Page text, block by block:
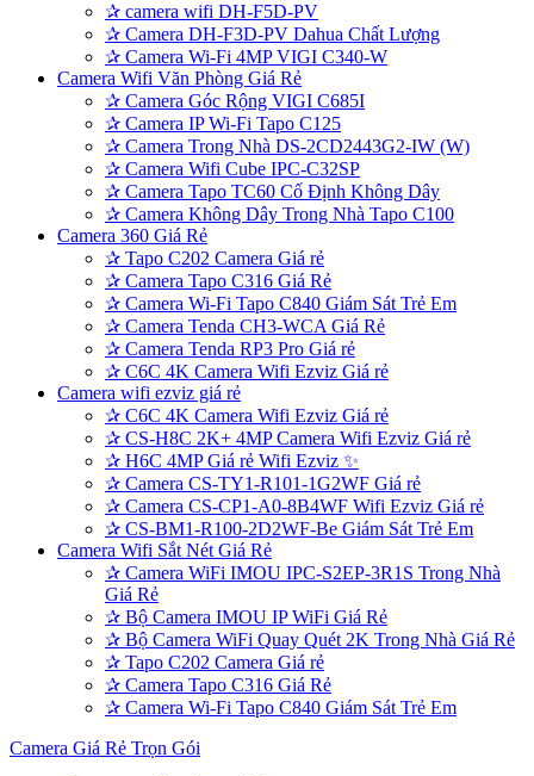
✰ camera wifi DH-F5D-PV
✰ Camera DH-F3D-PV Dahua Chất Lượng
✰ Camera Wi-Fi 4MP VIGI C340-W
Camera Wifi Văn Phòng Giá Rẻ
✰ Camera Góc Rộng VIGI C685I
✰ Camera IP Wi-Fi Tapo C125
✰ Camera Trong Nhà DS-2CD2443G2-IW (W)
✰ Camera Wifi Cube IPC-C32SP
✰ Camera Tapo TC60 Cố Định Không Dây
✰ Camera Không Dây Trong Nhà Tapo C100
Camera 360 Giá Rẻ
✰ Tapo C202 Camera Giá rẻ
✰ Camera Tapo C316 Giá Rẻ
✰ Camera Wi-Fi Tapo C840 Giám Sát Trẻ Em
✰ Camera Tenda CH3-WCA Giá Rẻ
✰ Camera Tenda RP3 Pro Giá rẻ
✰ C6C 4K Camera Wifi Ezviz Giá rẻ
Camera wifi ezviz giá rẻ
✰ C6C 4K Camera Wifi Ezviz Giá rẻ
✰ CS-H8C 2K+ 4MP Camera Wifi Ezviz Giá rẻ
✰ H6C 4MP Giá rẻ Wifi Ezviz ✨
✰ Camera CS-TY1-R101-1G2WF Giá rẻ
✰ Camera CS-CP1-A0-8B4WF Wifi Ezviz Giá rẻ
✰ CS-BM1-R100-2D2WF-Be Giám Sát Trẻ Em
Camera Wifi Sắt Nét Giá Rẻ
✰ Camera WiFi IMOU IPC-S2EP-3R1S Trong Nhà
Giá Rẻ
✰ Bộ Camera IMOU IP WiFi Giá Rẻ
✰ Bộ Camera WiFi Quay Quét 2K Trong Nhà Giá Rẻ
✰ Tapo C202 Camera Giá rẻ
✰ Camera Tapo C316 Giá Rẻ
✰ Camera Wi-Fi Tapo C840 Giám Sát Trẻ Em
Camera Giá Rẻ Trọn Gói